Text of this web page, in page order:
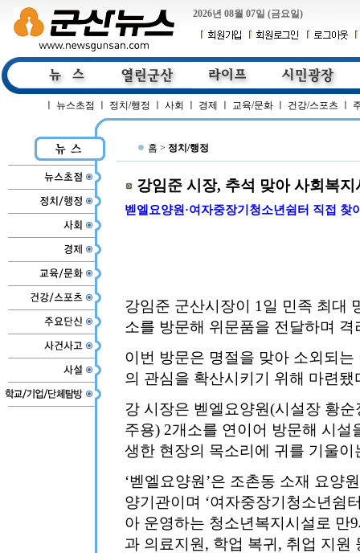
2026년 08월 07일 (금요일)
뉴스초점 정치/행정 사회 경제 교육/문화 건강/스포츠
홈 > 정치/행정
강임준 시장, 추석 맞아 사회복지
벧엘요양원·여자중장기청소년쉼터 직접 찾
강임준 군산시장이 1일 민족 최대
소를 방문해 위문품을 전달하며
이번 방문은 명절을 맞아 소외되
의 관심을 확산시키기 위해 마련됐
강 시장은 벧엘요양원(시설장 황
주용) 2개소를 연이어 방문해 시
생한 현장의 목소리에 귀를 기울
‘벧엘요양원’은 조촌동 소재 요양
양기관이며 ‘여자중장기청소년쉼
아 운영하는 청소년복지시설로 만
과 의료지원, 학업 복귀, 취업 지원